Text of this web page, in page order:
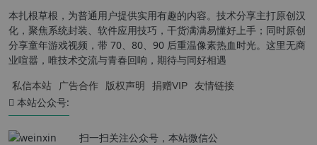
本扎根草根，为普通用户提供实用有趣的内容。技术分享主打原创汉
化，聚焦系统封装、软件应用技巧，干货满满易懂好上手；同时原创
分享童年游戏视频，带 70、80、90 后重温像素热血时光。这里无商
业喧嚣，唯技术交流与青春回响，期待与同好相遇
私信本站 广告合作 版权声明 捐赠VIP 友情链接
本站公众号:
扫一扫关注公众号，本站微信公